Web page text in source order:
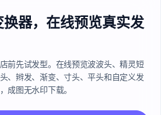
器，在线预览真实发
前先试发型。在线预览波波头、精灵短
、辫发、渐变、寸头、平头和自定义发
成图无水印下载。